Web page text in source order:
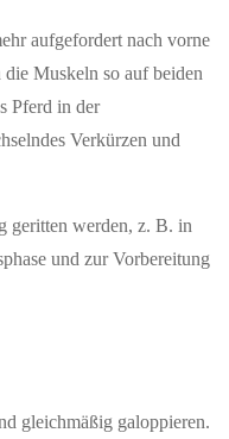
aufgefordert nach vorne
Muskeln so auf beiden
Pferd in der
Verkürzen und
geritten werden, z. B. in
und zur Vorbereitung
gleichmäßig galoppieren.